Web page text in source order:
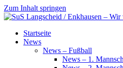
Zum Inhalt springen
SuS
Langscheid
Startseite
News
News – Fußball
News – 1.